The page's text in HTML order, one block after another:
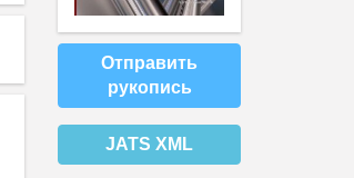
Отправить
рукопись
JATS XML